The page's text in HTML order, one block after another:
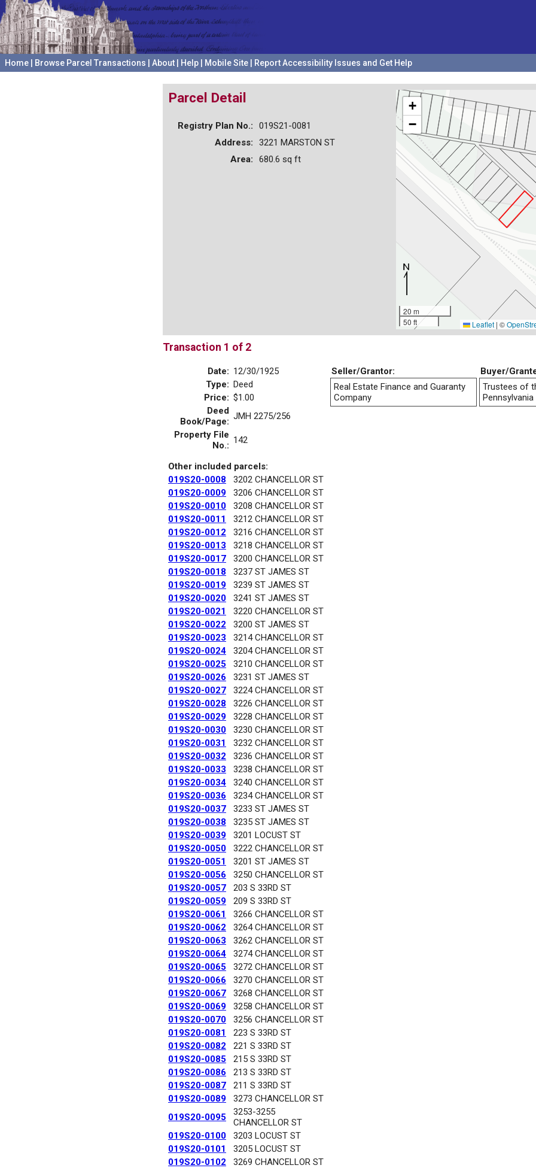
Home Browse Parcel Transactions About Help Mobile Site Report Accessibility Issues and Get Help
+
−
20 m
50 ft
Leaflet | ©
Parcel Detail
Registry Plan No.:
019S21-0081
Address:
3221 MARSTON ST
Area:
680.6 sq ft
Transaction 1 of 2
Date: 12/30/1925
Type: Deed
Price: $1.00
Deed
Book/Page: JMH 2275/256
Property File
No.: 142
Other included parcels:
019S20-0008
3202 CHANCELLOR ST
019S20-0009
3206 CHANCELLOR ST
019S20-0010
3208 CHANCELLOR ST
019S20-0011
3212 CHANCELLOR ST
019S20-0012
3216 CHANCELLOR ST
019S20-0013
3218 CHANCELLOR ST
019S20-0017
3200 CHANCELLOR ST
019S20-0018
3237 ST JAMES ST
019S20-0019
3239 ST JAMES ST
019S20-0020
3241 ST JAMES ST
019S20-0021
3220 CHANCELLOR ST
019S20-0022
3200 ST JAMES ST
019S20-0023
3214 CHANCELLOR ST
019S20-0024
3204 CHANCELLOR ST
019S20-0025
3210 CHANCELLOR ST
019S20-0026
3231 ST JAMES ST
019S20-0027
3224 CHANCELLOR ST
019S20-0028
3226 CHANCELLOR ST
019S20-0029
3228 CHANCELLOR ST
019S20-0030
3230 CHANCELLOR ST
019S20-0031
3232 CHANCELLOR ST
019S20-0032
3236 CHANCELLOR ST
019S20-0033
3238 CHANCELLOR ST
019S20-0034
3240 CHANCELLOR ST
019S20-0036
3234 CHANCELLOR ST
019S20-0037
3233 ST JAMES ST
019S20-0038
3235 ST JAMES ST
019S20-0039
3201 LOCUST ST
019S20-0050
3222 CHANCELLOR ST
019S20-0051
3201 ST JAMES ST
019S20-0056
3250 CHANCELLOR ST
019S20-0057
203 S 33RD ST
019S20-0059
209 S 33RD ST
019S20-0061
3266 CHANCELLOR ST
019S20-0062
3264 CHANCELLOR ST
019S20-0063
3262 CHANCELLOR ST
019S20-0064
3274 CHANCELLOR ST
019S20-0065
3272 CHANCELLOR ST
019S20-0066
3270 CHANCELLOR ST
019S20-0067
3268 CHANCELLOR ST
019S20-0069
3258 CHANCELLOR ST
019S20-0070
3256 CHANCELLOR ST
019S20-0081
223 S 33RD ST
019S20-0082
221 S 33RD ST
019S20-0085
215 S 33RD ST
019S20-0086
213 S 33RD ST
019S20-0087
211 S 33RD ST
019S20-0089
3273 CHANCELLOR ST
019S20-0095
3253-3255
CHANCELLOR ST
019S20-0100
3203 LOCUST ST
019S20-0101
3205 LOCUST ST
019S20-0102
3269 CHANCELLOR ST
Seller/Grantor:
Buyer/
Real Estate Finance and Guaranty
Company
Trustees of
Pennsylvania